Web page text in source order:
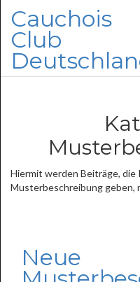
Cauchois
Club
Hiermit werden Beiträge, die
Musterbeschreibung geben,
Neue